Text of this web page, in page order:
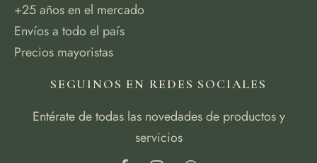
+25 años en el mercado
Envíos a todo el país
Precios mayoristas
SEGUINOS EN REDES SOCIALES
Entérate de todas las novedades de productos y
servicios